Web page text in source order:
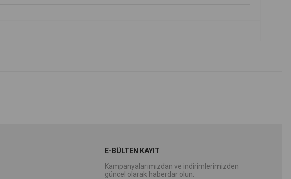
E-BÜLTEN KAYIT
Kampanyalarımızdan ve indirimlerimizden
güncel olarak haberdar olun.